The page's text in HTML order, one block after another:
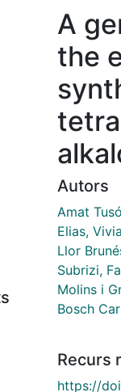
A
the
Autors
Amat
Elias,
Llor
Subrizi,
Molins i
Bosch
Recurs
https://